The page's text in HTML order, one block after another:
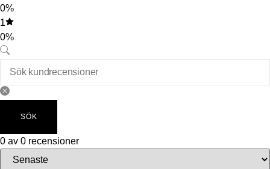
0%
1
0%
SÖK
0 av 0 recensioner